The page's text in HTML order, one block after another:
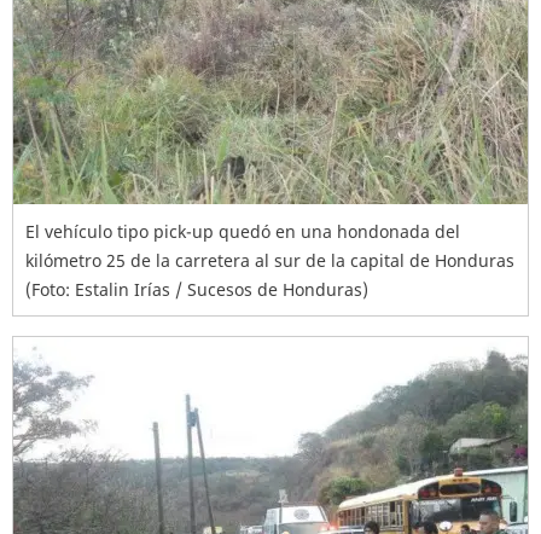
El vehículo tipo pick-up quedó en una hondonada del
kilómetro 25 de la carretera al sur de la capital de Honduras
(Foto: Estalin Irías / Sucesos de Honduras)